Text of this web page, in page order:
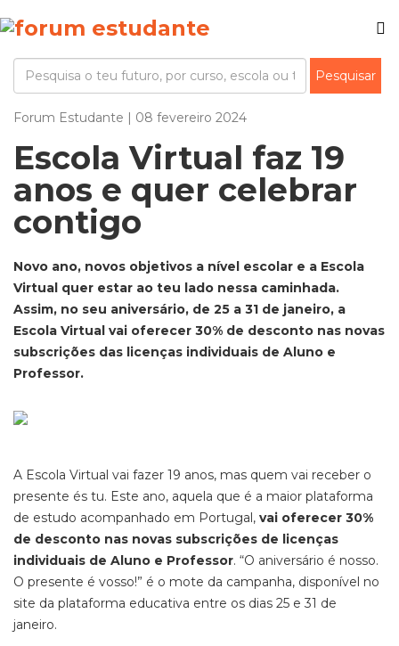
Forum Estudante | 08 fevereiro 2024
Escola Virtual faz 19
anos e quer celebrar
contigo
Novo ano, novos objetivos a nível escolar e a Escola
Virtual quer estar ao teu lado nessa caminhada.
Assim, no seu aniversário, de 25 a 31 de janeiro, a
Escola Virtual vai oferecer 30% de desconto nas novas
subscrições das licenças individuais de Aluno e
Professor.
A Escola Virtual vai fazer 19 anos, mas quem vai receber o
presente és tu. Este ano, aquela que é a maior plataforma
de estudo acompanhado em Portugal, vai oferecer 30%
de desconto nas novas subscrições de licenças
individuais de Aluno e Professor. “O aniversário é nosso.
O presente é vosso!” é o mote da campanha, disponível no
site da plataforma educativa entre os dias 25 e 31 de
janeiro.